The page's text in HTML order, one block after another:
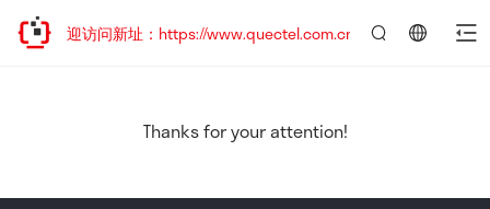
移，欢迎访问新址：https://www.quectel.com.cn
Thanks for your attention!